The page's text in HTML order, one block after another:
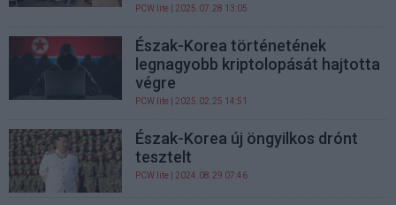
PCW.lite | 2025.07.28 13:05
Észak-Korea történetének
legnagyobb kriptolopását hajtotta
végre
PCW.lite | 2025.02.25 14:51
Észak-Korea új öngyilkos drónt
tesztelt
PCW.lite | 2024.08.29 07:46